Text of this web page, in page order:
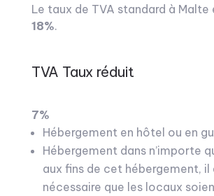
Le taux de TVA standard à Malte
18%.
TVA Taux réduit
7%
Hébergement en hôtel ou en
Hébergement dans n’importe
aux fins de cet hébergement, il
nécessaire que les locaux